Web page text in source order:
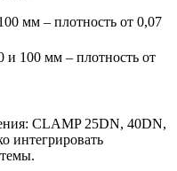
мм – плотность от 0,07
и 100 мм – плотность от
CLAMP 25DN, 40DN,
интегрировать